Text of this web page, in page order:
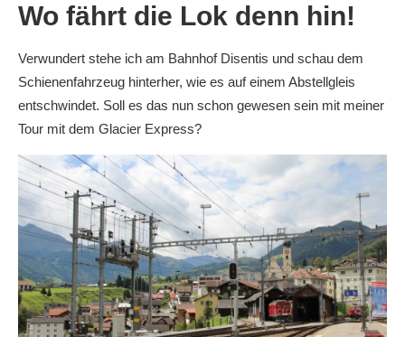
Wo fährt die Lok denn hin!
Verwundert stehe ich am Bahnhof Disentis und schau dem
Schienenfahrzeug hinterher, wie es auf einem Abstellgleis
entschwindet. Soll es das nun schon gewesen sein mit meiner
Tour mit dem Glacier Express?